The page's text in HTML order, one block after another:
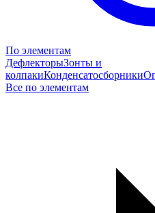
По элементам
ДефлекторыЗонты и
колпакиКонденсатосборники
Все по элементам